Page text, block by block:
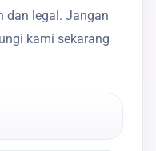
dan legal. Jangan
kami sekarang